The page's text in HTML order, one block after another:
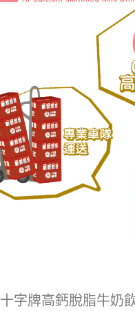
十字牌高鈣脫脂牛奶